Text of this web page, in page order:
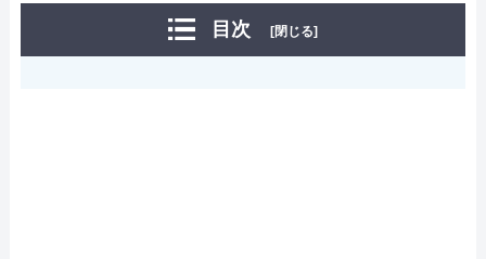
目次 [閉じる]